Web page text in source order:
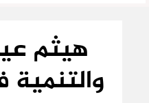
هيثم
والتنمية